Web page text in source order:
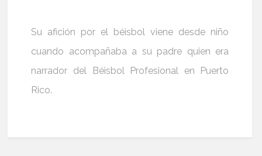
Su afición por el béisbol viene desde niño
cuando acompañaba a su padre quien era
narrador del Béisbol Profesional en Puerto
Rico.